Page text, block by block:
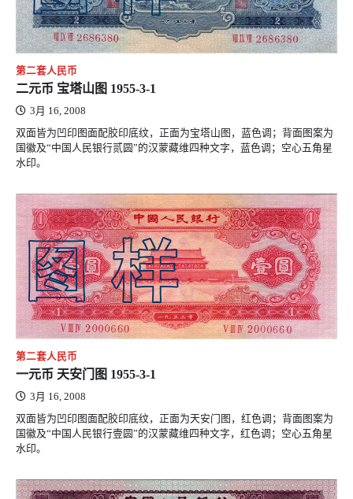
第二套人民币
二元币 宝塔山图 1955-3-1
3月 16, 2008
双面皆为凹印图面配胶印底纹，正面为宝塔山图，蓝色调；背面图案为
国徽及“中国人民银行贰圆”的汉蒙藏维四种文字，蓝色调；空心五角星
水印。
第二套人民币
一元币 天安门图 1955-3-1
3月 16, 2008
双面皆为凹印图面配胶印底纹，正面为天安门图，红色调；背面图案为
国徽及“中国人民银行壹圆”的汉蒙藏维四种文字，红色调；空心五角星
水印。